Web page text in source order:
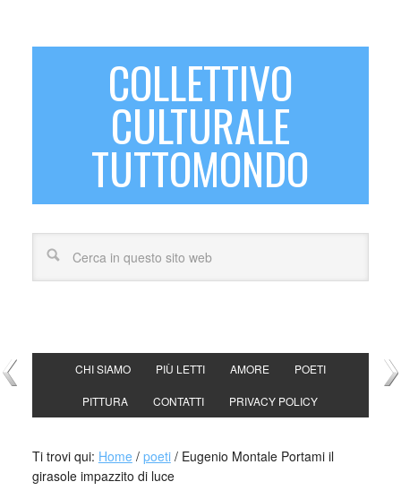
COLLETTIVO
CULTURALE
TUTTOMONDO
CHI SIAMO PIÙ LETTI AMORE POETI
PITTURA CONTATTI PRIVACY POLICY
Ti trovi qui: Home / poeti /Eugenio Montale Portami il
girasole impazzito di luce